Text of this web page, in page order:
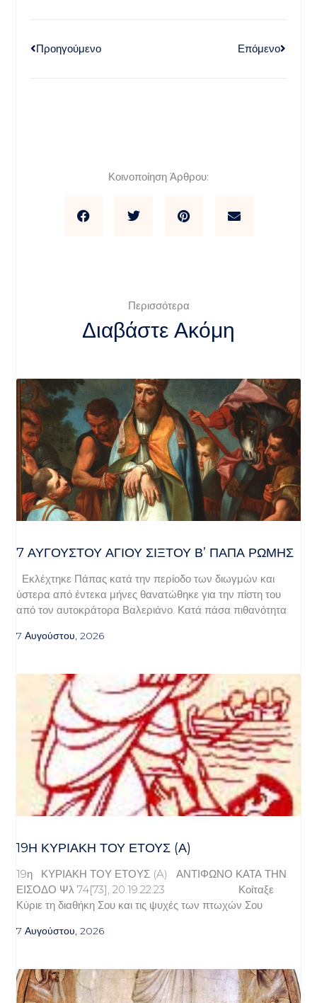
Προηγούμενο Επόμενο
Κοινοποίηση Άρθρου:
Περισσότερα
Διαβάστε Ακόμη
7 ΑΥΓΟΥΣΤΟΥ ΑΓΙΟΥ ΣΙΞΤΟΥ Β’ ΠΑΠΑ ΡΩΜΗΣ
Εκλέχτηκε Πάπας κατά την περίοδο των διωγμών και
ύστερα από έντεκα μήνες θανατώθηκε για την πίστη του
από τον αυτοκράτορα Βαλεριάνο. Κατά πάσα πιθανότητα
7 Αυγούστου, 2026
19Η ΚΥΡΙΑΚΉ ΤΟΥ ΈΤΟΥΣ (Α)
19η ΚΥΡΙΑΚΗ ΤΟΥ ΕΤΟΥΣ (A) ΑΝΤΙΦΩΝΟ ΚΑΤΑ ΤΗΝ
ΕΙΣΟΔΟ Ψλ 74[73], 20.19.22.23 Κοίταξε
Κύριε τη διαθήκη Σου και τις ψυχές των πτωχών Σου
7 Αυγούστου, 2026